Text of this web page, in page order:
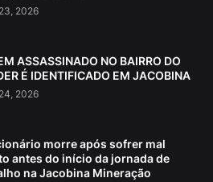
2026
ASSASSINADO NO BAIRRO DO
É IDENTIFICADO EM JACOBINA
2026
morre após sofrer mal
antes do início da jornada de
na Jacobina Mineração